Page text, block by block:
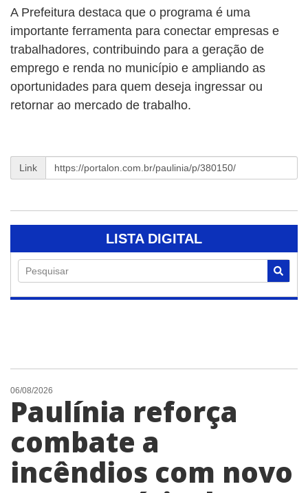
A Prefeitura destaca que o programa é uma
importante ferramenta para conectar empresas e
trabalhadores, contribuindo para a geração de
emprego e renda no município e ampliando as
oportunidades para quem deseja ingressar ou
retornar ao mercado de trabalho.
Link
LISTA DIGITAL
Pesquisar
06/08/2026
Paulínia reforça
combate a
incêndios com novo